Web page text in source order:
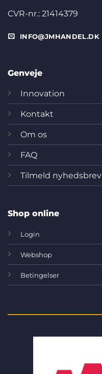
CVR-nr.: 21414379
INFO@JMHANDEL.DK
Genveje
Innovation
Kontakt
Om os
FAQ
Tilmeld nyhedsbrev
Shop online
Login
Webshop
Betingelser